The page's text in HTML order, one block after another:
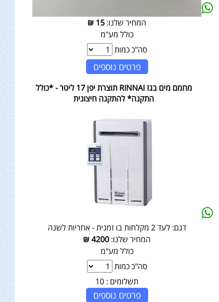
המחיר שלנו: 15
₪
כולל מע"מ
סה"כ כמות
פרטים נוספים
מחמם מים בגז RINNAI תוצרת יפן 17 ליטר - *כולל
התקנה* להתקנה חיצונית
דגם: לעד 2 מקלחות בו זמנית - אחריות לשנה
המחיר שלנו: 4200
₪
כולל מע"מ
סה"כ כמות
תשלומים : 10
פרטים נוספים